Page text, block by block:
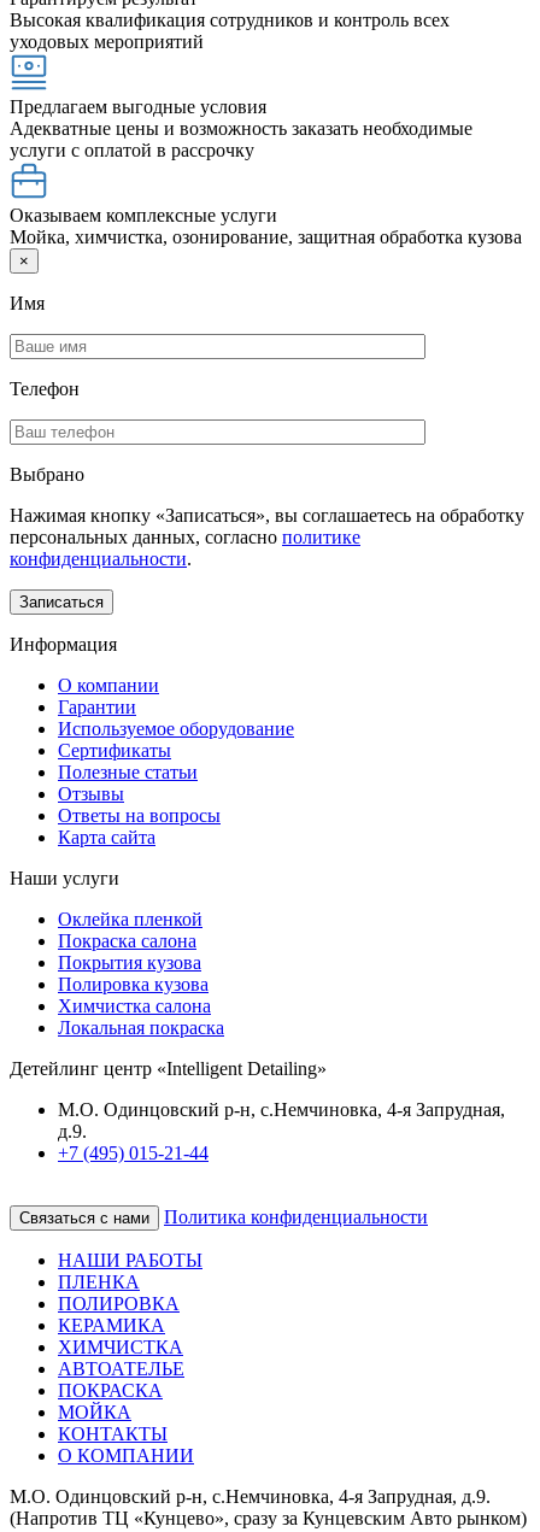
Высокая квалификация сотрудников и контроль всех
уходовых мероприятий
Предлагаем выгодные условия
Адекватные цены и возможность заказать необходимые
услуги с оплатой в рассрочку
Оказываем комплексные услуги
Мойка, химчистка, озонирование, защитная обработка кузова
×
Имя
Телефон
Выбрано
Нажимая кнопку «Записаться», вы соглашаетесь на обработку
персональных данных, согласно политике
конфиденциальности.
Информация
О компании
Гарантии
Используемое оборудование
Сертификаты
Полезные статьи
Отзывы
Ответы на вопросы
Карта сайта
Наши услуги
Оклейка пленкой
Покраска салона
Покрытия кузова
Полировка кузова
Химчистка салона
Локальная покраска
Детейлинг центр «Intelligent Detailing»
М.О. Одинцовский р-н, с.Немчиновка, 4-я Запрудная,
д.9.
+7 (495) 015-21-44
Связаться с нами Политика конфиденциальности
НАШИ РАБОТЫ
ПЛЕНКА
ПОЛИРОВКА
КЕРАМИКА
ХИМЧИСТКА
АВТОАТЕЛЬЕ
ПОКРАСКА
МОЙКА
КОНТАКТЫ
О КОМПАНИИ
М.О. Одинцовский р-н, с.Немчиновка, 4-я Запрудная, д.9.
(Напротив ТЦ «Кунцево», сразу за Кунцевским Авто рынком)